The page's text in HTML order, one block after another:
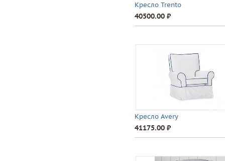
Кресло Trento
40500.00 ⃏
Кресло Avery
41175.00 ⃏